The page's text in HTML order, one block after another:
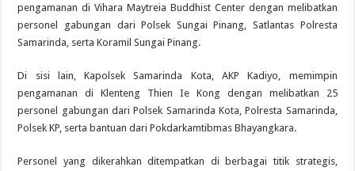
pengamanan di Vihara Maytreia Buddhist Center dengan melibatkan
personel gabungan dari Polsek Sungai Pinang, Satlantas Polresta
Samarinda, serta Koramil Sungai Pinang.
Di sisi lain, Kapolsek Samarinda Kota, AKP Kadiyo, memimpin
pengamanan di Klenteng Thien Ie Kong dengan melibatkan 25
personel gabungan dari Polsek Samarinda Kota, Polresta Samarinda,
Polsek KP, serta bantuan dari Pokdarkamtibmas Bhayangkara.
Personel yang dikerahkan ditempatkan di berbagai titik strategis,